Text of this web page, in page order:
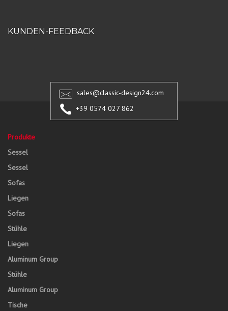
KUNDEN-FEEDBACK
sales@classic-design24.com
+39 0574 027 862
Produkte
Sessel
Sessel
Sofas
Liegen
Sofas
Stühle
Liegen
Aluminum Group
Stühle
Aluminum Group
Tische